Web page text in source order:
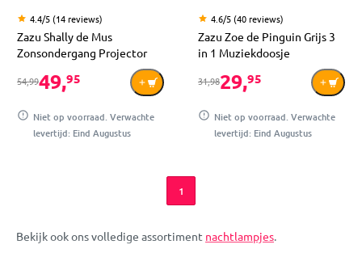
4.4/5 (14 reviews)
Zazu Shally de Mus
Zonsondergang Projector
54,9949,95
Niet op voorraad. Verwachte
levertijd: Eind Augustus
4.6/5 (40 reviews)
Zazu Zoe de Pinguin Grijs 3
in 1 Muziekdoosje
31,9829,95
Niet op voorraad. Verwachte
levertijd: Eind Augustus
1
Bekijk ook ons volledige assortiment nachtlampjes.